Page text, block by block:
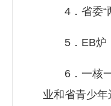
4．省委“两
5．EB炉：
6．一核一
业和省青少年